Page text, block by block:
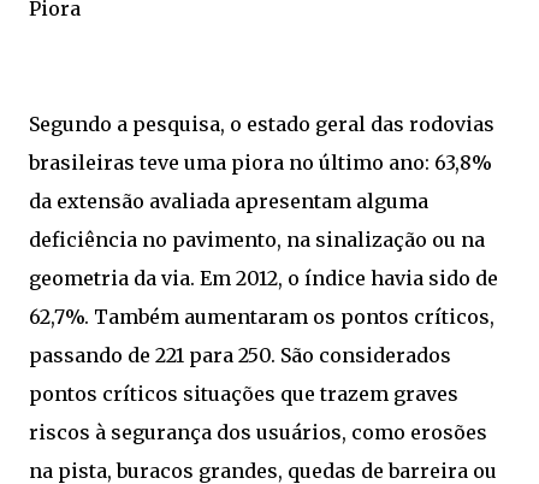
Piora
Segundo a pesquisa, o estado geral das rodovias
brasileiras teve uma piora no último ano: 63,8%
da extensão avaliada apresentam alguma
deficiência no pavimento, na sinalização ou na
geometria da via. Em 2012, o índice havia sido de
62,7%. Também aumentaram os pontos críticos,
passando de 221 para 250. São considerados
pontos críticos situações que trazem graves
riscos à segurança dos usuários, como erosões
na pista, buracos grandes, quedas de barreira ou